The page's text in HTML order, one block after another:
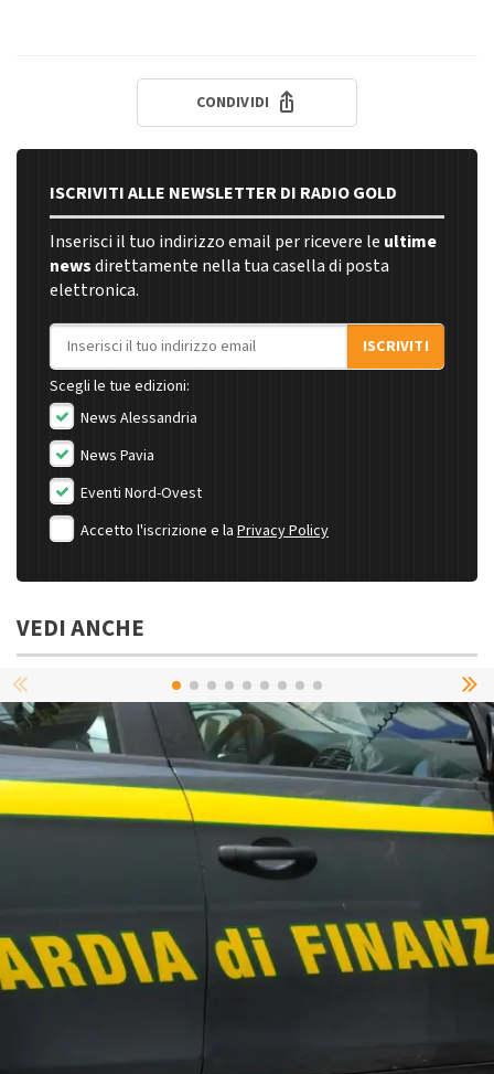
CONDIVIDI
ISCRIVITI ALLE NEWSLETTER DI RADIO GOLD
Inserisci il tuo indirizzo email per ricevere le ultime
newsdirettamente nella tua casella di posta
elettronica.
Indirizzo email
ISCRIVITI
Scegli le tue edizioni:
News Alessandria
News Pavia
Eventi Nord-Ovest
Accetto l'iscrizione e la Privacy Policy
VEDI ANCHE